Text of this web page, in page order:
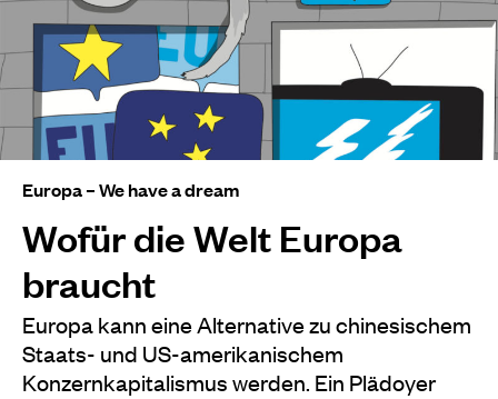
Europa – We have a dream
Wofür die Welt Europa
braucht
Europa kann eine Alternative zu chinesischem
Staats- und US-amerikanischem
Konzernkapitalismus werden. Ein Plädoyer